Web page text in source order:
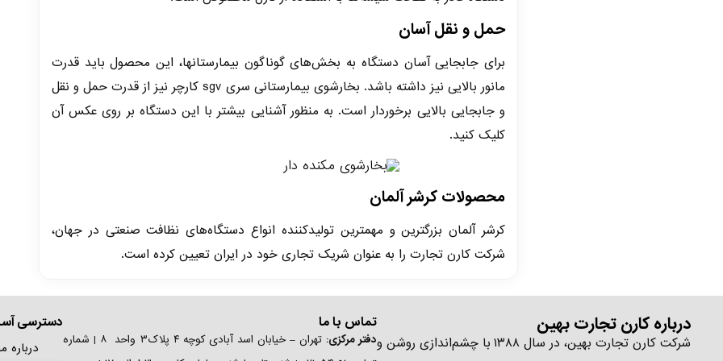
حمل و نقل آسان
برای جابجایی آسان دستگاه به بخش‌های گوناگون بیمارستانها، این محصول باید قدرت
مانور بالایی نیز داشته باشد. بخارشوی بیمارستانی سری sgv کارچر نیز از قدرت حمل و نقل
و جابجایی بالایی برخوردار است. به منظور آشنایی بیشتر با این دستگاه بر روی عکس آن
کلیک کنید.
محصولات کرشر آلمان
کرشر آلمان بزرگترین و مهمترین تولیدکننده انواع دستگاه‌های نظافت صنعتی در جهان،
شرکت کارن تجارت را به عنوان شریک تجاری خود در ایران تعیین کرده است.
درباره کارن تجارت بهین
شرکت کارن تجارت بهین، در سال ۱۳۸۸ با چشم‌اندازی روشن و
تماس با ما
دفتر مرکزی:
تهران – خیابان اسد آبادی کوچه ۴ پلاک۳ واحد ۸ | شماره
دسترسی
درباره